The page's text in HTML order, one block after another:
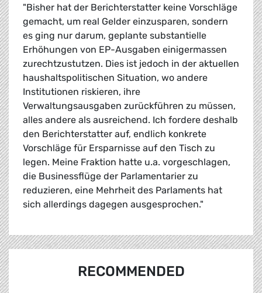
"Bisher hat der Berichterstatter keine Vorschläge
gemacht, um real Gelder einzusparen, sondern
es ging nur darum, geplante substantielle
Erhöhungen von EP-Ausgaben einigermassen
zurechtzustutzen. Dies ist jedoch in der aktuellen
haushaltspolitischen Situation, wo andere
Institutionen riskieren, ihre
Verwaltungsausgaben zurückführen zu müssen,
alles andere als ausreichend. Ich fordere deshalb
den Berichterstatter auf, endlich konkrete
Vorschläge für Ersparnisse auf den Tisch zu
legen. Meine Fraktion hatte u.a. vorgeschlagen,
die Businessflüge der Parlamentarier zu
reduzieren, eine Mehrheit des Parlaments hat
sich allerdings dagegen ausgesprochen."
RECOMMENDED